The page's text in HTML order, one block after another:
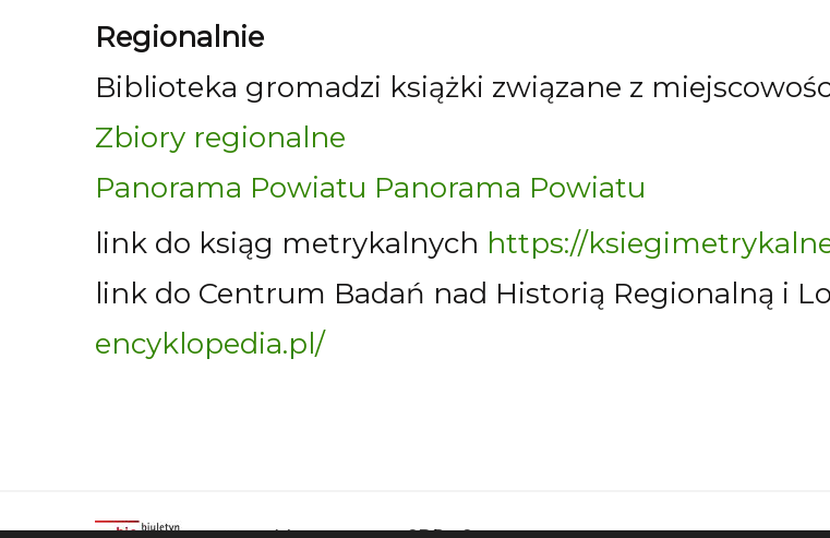
Regionalnie
Biblioteka gromadzi książki związane z
Zbiory regionalne
Panorama Powiatu Panorama Powiatu
link do ksiąg metrykalnych https://
link do Centrum Badań nad Historią Regionalną i
encyklopedia.pl/